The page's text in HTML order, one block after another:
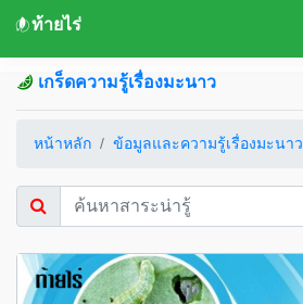
ท้ายไร่
เกร็ดความรู้เรื่องมะนาว
หน้าหลัก ข้อมูลและความรู้เรื่องมะนาว